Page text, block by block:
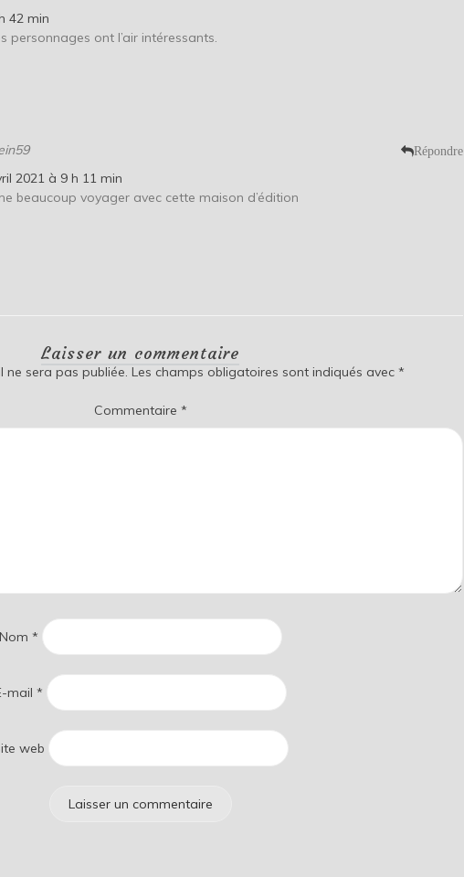
42 min
personnages ont l’air intéressants.
Répondre
2021 à 9 h 11 min
beaucoup voyager avec cette maison d’édition
Laisser un commentaire
sera pas publiée. Les champs obligatoires sont indiqués avec *
Commentaire *
Nom *
mail *
web